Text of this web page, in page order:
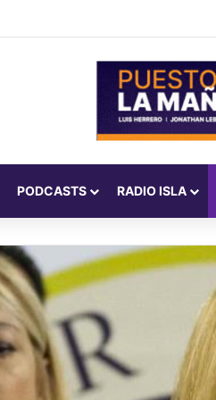
PODCASTS RADIO ISLA